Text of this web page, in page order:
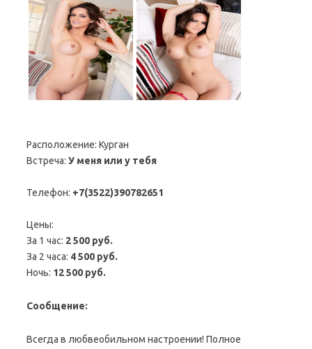
Расположение: Курган
Встреча: У меня или у тебя
Телефон: +7(3522)390782651
Цены:
За 1 час: 2 500 руб.
За 2 часа: 4 500 руб.
Ночь: 12 500 руб.
Сообщение:
Всегда в любвеобильном настроении! Полное